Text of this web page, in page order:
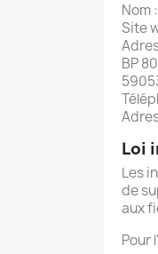
Nom :
Site
BP
Loi
Les
de
aux
Pour